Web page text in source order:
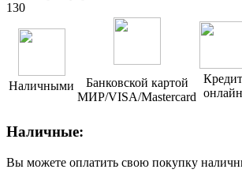
130
Наличными
Банковской картой
МИР/VISA/Mastercard
Кредит
онлайн
Наличные:
Вы можете оплатить свою покупку